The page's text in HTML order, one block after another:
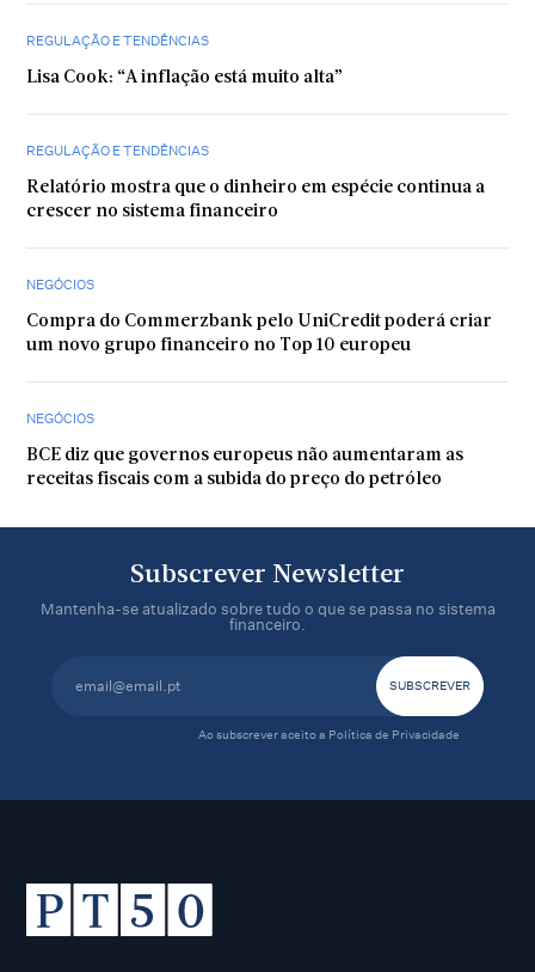
REGULAÇÃO E TENDÊNCIAS
Lisa Cook: “A inflação está muito alta”
REGULAÇÃO E TENDÊNCIAS
Relatório mostra que o dinheiro em espécie continua a
crescer no sistema financeiro
NEGÓCIOS
Compra do Commerzbank pelo UniCredit poderá criar
um novo grupo financeiro no Top 10 europeu
NEGÓCIOS
BCE diz que governos europeus não aumentaram as
receitas fiscais com a subida do preço do petróleo
Subscrever Newsletter
Mantenha-se atualizado sobre tudo o que se passa no sistema
financeiro.
Ao subscrever aceito a Política de Privacidade